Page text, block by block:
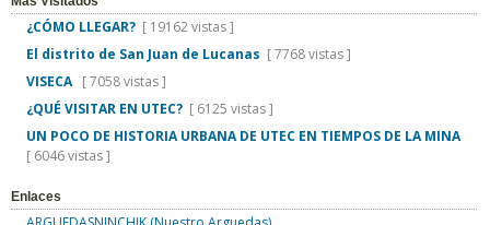
¿CÓMO LLEGAR? [ 19162 vistas ]
El distrito de San Juan de Lucanas [ 7768 vistas ]
VISECA [ 7058 vistas ]
¿QUÉ VISITAR EN UTEC? [ 6125 vistas ]
UN POCO DE HISTORIA URBANA DE UTEC EN TIEMPOS DE LA MINA
[ 6046 vistas ]
Enlaces